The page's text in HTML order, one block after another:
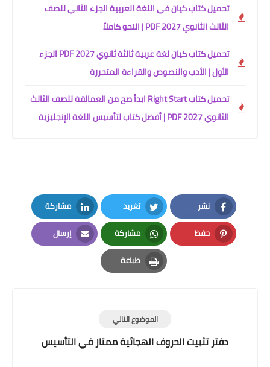
تحميل كتاب كيان في اللغة العربية الجزء الثاني للصف
الثالث الثانوي 2027 PDF | النحو كاملاً
تحميل كتاب كيان لغة عربية ثالثة ثانوي 2027 PDF الجزء
الأول | الأدب والنصوص والقراءة المتحررة
تحميل كتاب Right Start ابدأ صح من العمالقة للصف الثالث
الثانوي 2027 PDF | أفضل كتاب لتأسيس اللغة الإنجليزية
نشر
Facebook
تغريد
Twitter
مشاركة
LinkedIn
حفظ
Pinterest
مشاركة
Whatsapp
إرسال
Email
طباعة
Print
الموضوع التالي
دفتر تثبيت الحروف الهجائية ممتاز في التأسيس